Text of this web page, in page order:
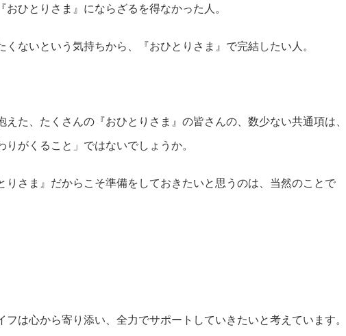
ひとりさま』にならざるを得なかった人。
ないという気持ちから、『おひとりさま』で完結したい人。
た、たくさんの『おひとりさま』の皆さんの、数少ない共通項は、
りがくること」ではないでしょうか。
りさま』だからこそ準備をしておきたいと思うのは、当然のことで
は心から寄り添い、全力でサポートしていきたいと考えています。